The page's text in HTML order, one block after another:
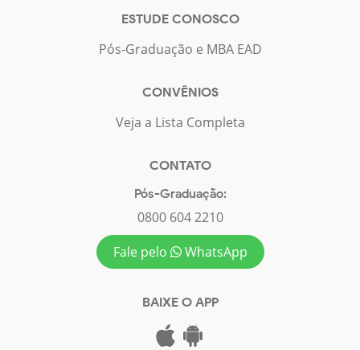
ESTUDE CONOSCO
Pós-Graduação e MBA EAD
CONVÊNIOS
Veja a Lista Completa
CONTATO
Pós-Graduação:
0800 604 2210
Fale pelo
WhatsApp
BAIXE O APP